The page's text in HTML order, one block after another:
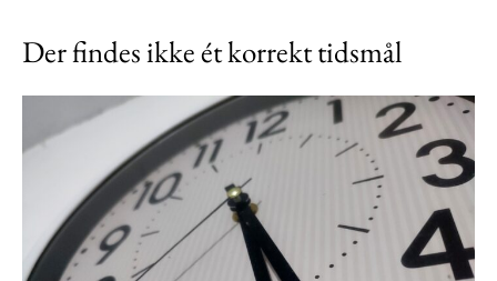
Der findes ikke ét korrekt tidsmål